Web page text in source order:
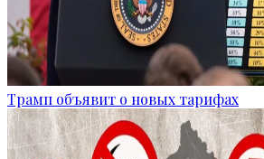
Трамп объявит о новых тарифах